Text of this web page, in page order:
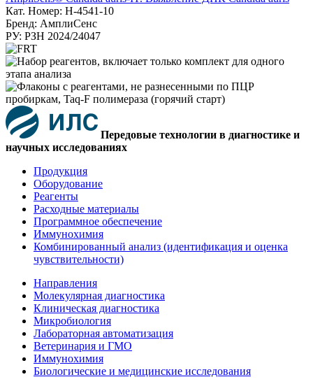
Кат. Номер: H-4541-10
Бренд: АмплиСенс
РУ: РЗН 2024/24047
Передовые технологии в диагностике и
научных исследованиях
Продукция
Оборудование
Реагенты
Расходные материалы
Программное обеспечение
Иммунохимия
Комбинированный анализ (идентификация и оценка
чувствительности)
Направления
Молекулярная диагностика
Клиническая диагностика
Микробиология
Лабораторная автоматизация
Ветеринария и ГМО
Иммунохимия
Биологические и медицинские исследования